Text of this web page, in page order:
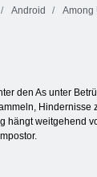
Android Among
den As unter
Hindernisse
weitgehend